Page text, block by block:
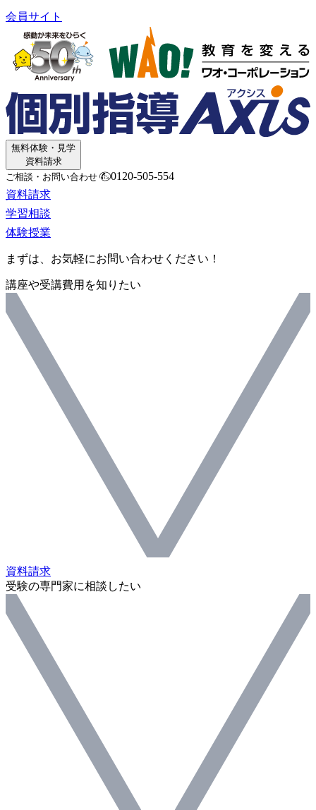
会員サイト
無料体験・見学
資料請求
ご相談・お問い合わせ
0120-505-554
資料請求
学習相談
体験授業
まずは、お気軽にお問い合わせください！
講座や受講費用を知りたい
資料請求
受験の専門家に相談したい